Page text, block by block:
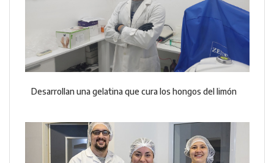
Desarrollan una gelatina que cura los hongos del limón